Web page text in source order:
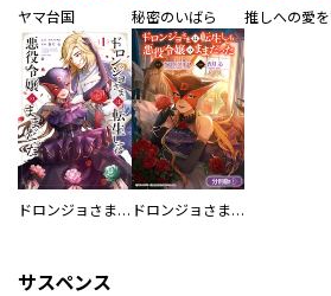
ヤマ台国 秘密のいばら
ドロンジョさまは転生しても悪役令嬢のままだった ドロンジョさまは転生しても悪役令嬢のままだった【分冊版】
サスペンス